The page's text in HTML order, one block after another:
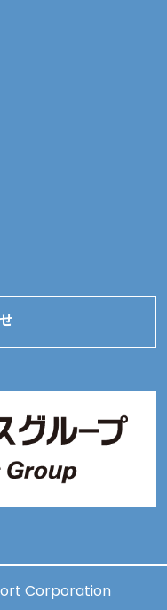
Corporation